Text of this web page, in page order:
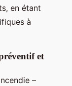
en étant
à
et
–